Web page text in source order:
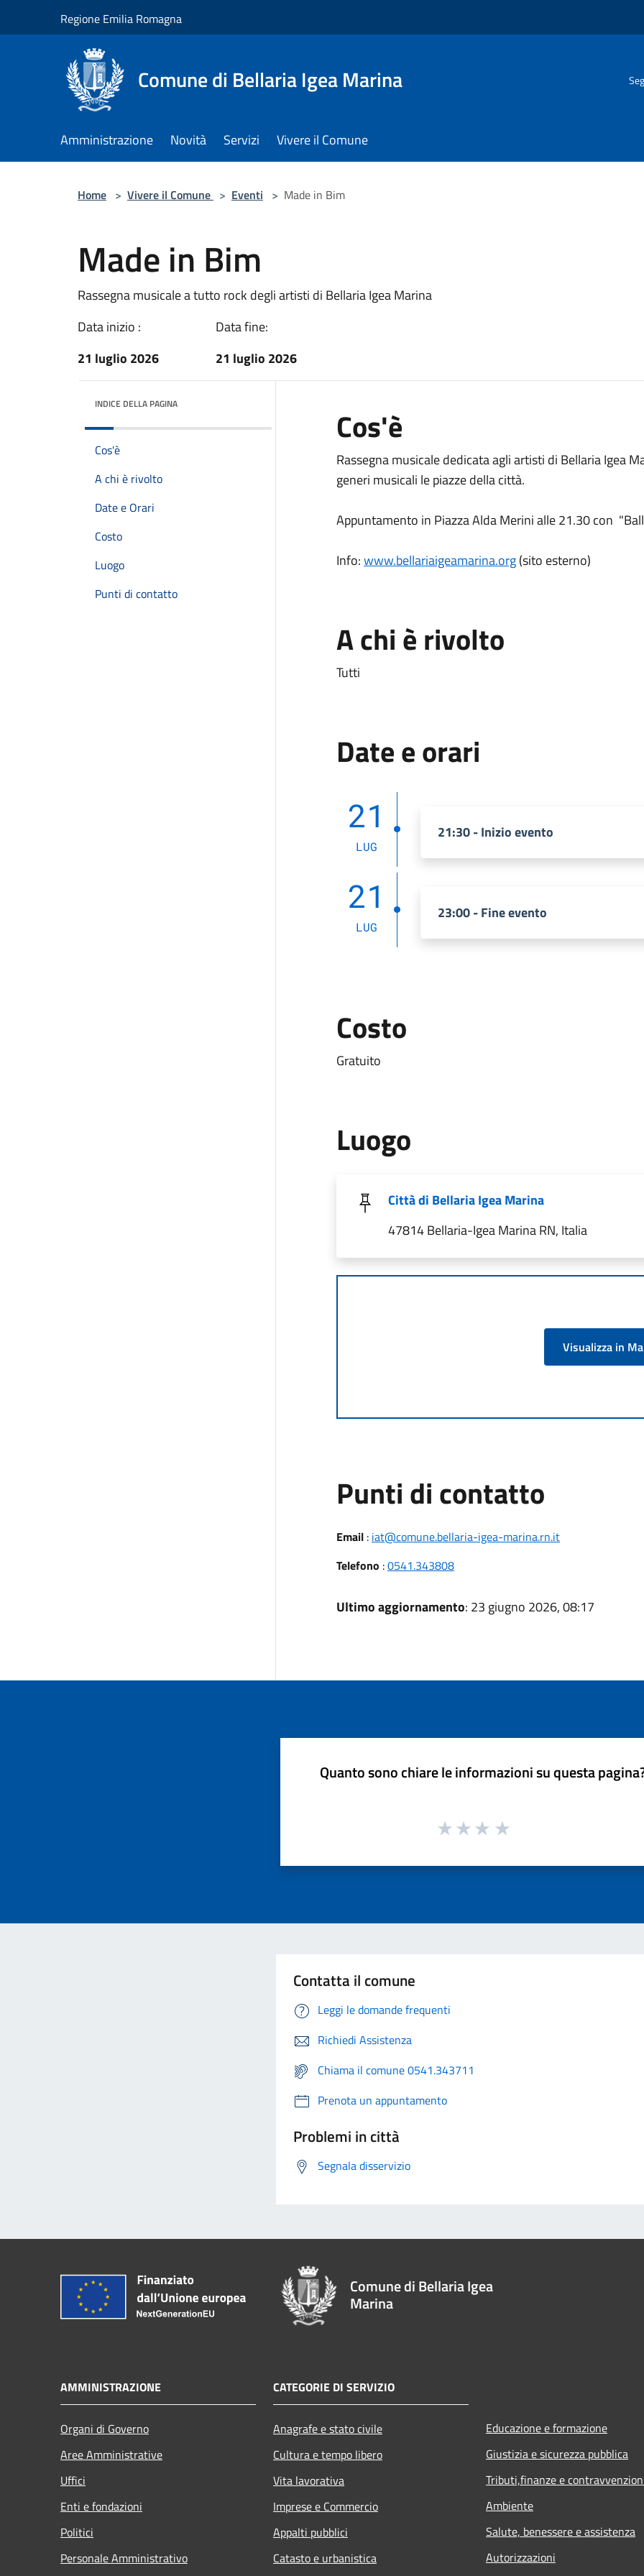
Regione Emilia Romagna
Comune di Bellaria Igea Marina
Amministrazione Novità Servizi Vivere il Comune
Home > Vivere il Comune > Eventi > Made in Bim
Made in Bim
Rassegna musicale a tutto rock degli artisti di Bellaria Igea Marina
Data inizio :
21 luglio 2026
Data fine:
21 luglio 2026
INDICE DELLA PAGINA
Cos'è
A chi è rivolto
Date e Orari
Costo
Luogo
Punti di contatto
Cos'è
Rassegna musicale dedicata agli artisti di Bellaria Igea
generi musicali le piazze della città.
Appuntamento in Piazza Alda Merini alle 21.30 con
Info:www.bellariaigeamarina.org(sito esterno)
A chi è rivolto
Tutti
Date e orari
21
LUG
21:30 - Inizio evento
21
LUG
23:00 - Fine evento
Costo
Gratuito
Luogo
Città di Bellaria Igea Marina
47814 Bellaria-Igea Marina RN, Italia
Visualizza in
Punti di contatto
Email: iat@comune.bellaria-igea-marina.rn.it
Telefono :0541.343808
Ultimo aggiornamento: 23 giugno 2026, 08:17
Quanto sono chiare le informazioni su questa
Contatta il comune
Leggi le domande frequenti
Richiedi Assistenza
Chiama il comune 0541.343711
Prenota un appuntamento
Problemi in città
Segnala disservizio
Comune di Bellaria Igea
Marina
AMMINISTRAZIONE
Organi di Governo
Aree Amministrative
Uffici
Enti e fondazioni
Politici
Personale Amministrativo
CATEGORIE DI SERVIZIO
Anagrafe e stato civile
Cultura e tempo libero
Vita lavorativa
Imprese e Commercio
Appalti pubblici
Catasto e urbanistica
Educazione e formazione
Giustizia e sicurezza pubblica
Tributi,finanze e
Ambiente
Salute, benessere e assistenza
Autorizzazioni